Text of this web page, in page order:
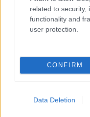
related to security,
functionality and
user protection.
CONFIRM
Data Deletion
Scopri Rocca San
mare e storia